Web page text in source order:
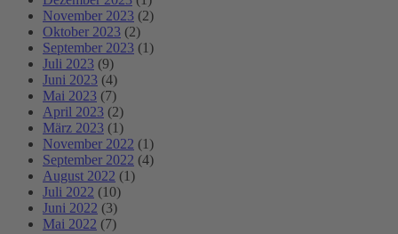
November 2023 (2)
Oktober 2023 (2)
September 2023 (1)
Juli 2023 (9)
Juni 2023 (4)
Mai 2023 (7)
April 2023 (2)
März 2023 (1)
November 2022 (1)
September 2022 (4)
August 2022 (1)
Juli 2022 (10)
Juni 2022 (3)
Mai 2022 (7)